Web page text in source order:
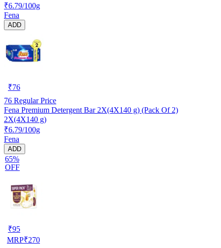
₹6.79/100g
Fena
ADD
₹76
76 Regular Price
Fena Premium Detergent Bar 2X(4X140 g) (Pack Of 2)
2X(4X140 g)
₹6.79/100g
Fena
ADD
65%
OFF
₹95
MRP₹270